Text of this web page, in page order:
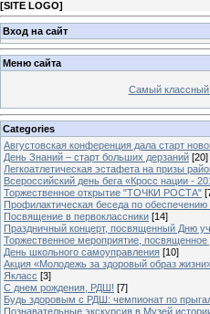
[SITE LOGO]
Вход на сайт
Меню сайта
Самый классный
Categories
Августовская конференция дала старт
День Знаний – старт больших дерзаний [20]
Легкоатлетическая эстафета на призы
Всероссийский день бега «Кросс нации -
Торжественное открытие "ТОЧКИ РОСТА"
Профилактическая беседа по обеспечению
Посвящение в первоклассники [14]
Праздничный концерт, посвященный Дню
Торжественное мероприятие,
День школьного самоуправления [10]
Акция «Молодежь за здоровый образ
Якласс [3]
С днем рождения, РДШ! [7]
Будь здоровым с РДШ: чемпионат по
Познавательные экскурсия в Музей